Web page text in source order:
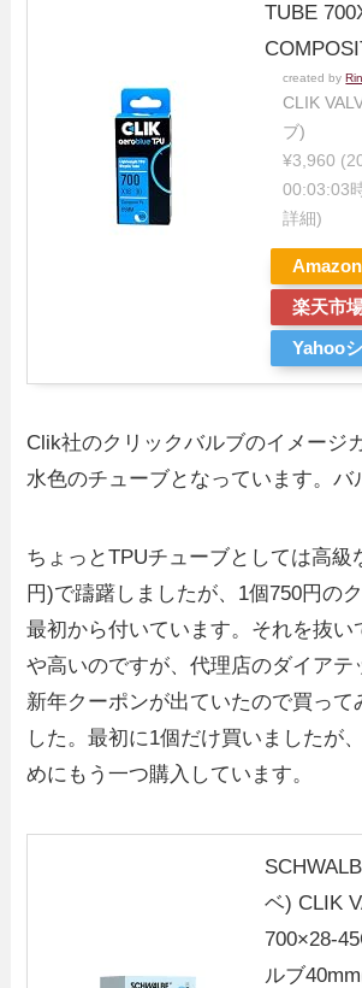
TUBE
created by
CLIK
ブ)
¥3,960
00:03:03
詳細)
Amazon
楽天市
Yahoo
Clik社のクリックバルブのイメージ
水色のチューブとなっています。バ
ちょっとTPUチューブとしては高級
円)で躊躇しましたが、1個750円の
最初から付いています。それを抜い
や高いのですが、代理店のダイアテ
新年クーポンが出ていたので買って
した。最初に1個だけ買いましたが
めにもう一つ購入しています。
ベ) CLIK
700×28-
ルブ